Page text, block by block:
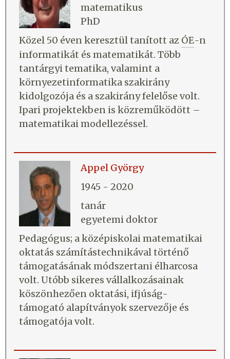
matematikus
PhD
Közel 50 éven keresztül tanított az ÓE-n
informatikát és matematikát. Több
tantárgyi tematika, valamint a
környezetinformatika szakirány
kidolgozója és a szakirány felelőse volt.
Ipari projektekben is közreműködött –
matematikai modellezéssel.
Appel György
1945 - 2020
tanár
egyetemi doktor
Pedagógus; a középiskolai matematikai
oktatás számítástechnikával történő
támogatásának módszertani élharcosa
volt. Utóbb sikeres vállalkozásainak
köszönhezően oktatási, ifjúság-
támogató alapítványok szervezője és
támogatója volt.